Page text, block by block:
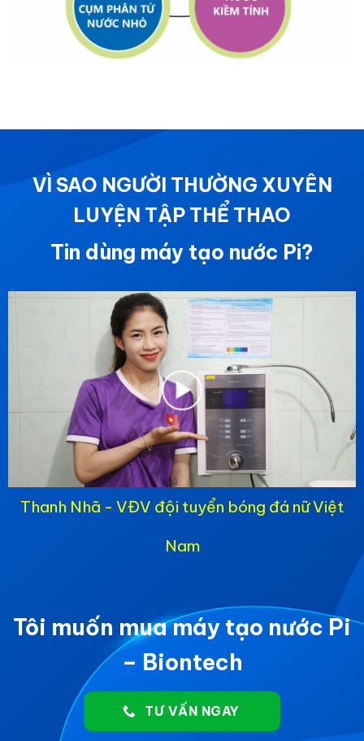
VÌ SAO NGƯỜI THƯỜNG XUYÊN
LUYỆN TẬP THỂ THAO
Tin dùng máy tạo nước Pi?
Thanh Nhã - VĐV đội tuyển bóng đá nữ Việt
Nam
Tôi muốn mua máy tạo nước Pi
– Biontech
TƯ VẤN NGAY